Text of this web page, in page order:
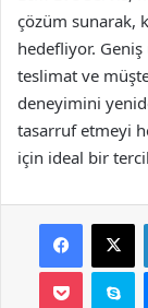
çözüm sunarak,
hedefliyor. Geniş
teslimat ve
deneyimini
tasarruf etmeyi
için ideal bir
Facebook
X
Pocket